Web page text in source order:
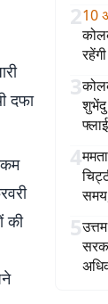
दफा
की
210
3
शुभेंदु
4
5